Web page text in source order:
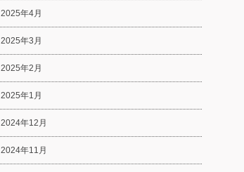
2025年4月
2025年3月
2025年2月
2025年1月
2024年12月
2024年11月